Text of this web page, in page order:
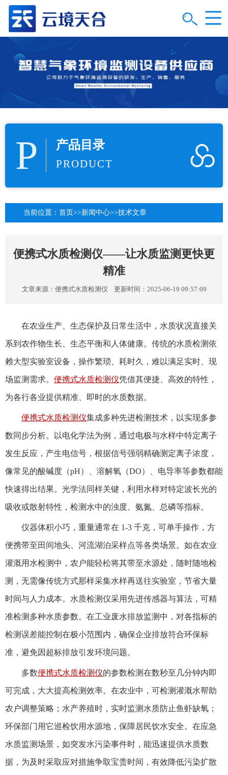
P 产品目录
PRODUCT
当前位置： 首页>>新闻中心>>技术文章
便携式水质检测仪​——让水质监测更快更
精准
文章来源： 便携式水质检测仪 更新时间：2025-06-19 09:57:09
在农业生产、生态保护及日常生活中，水质状况直接关
系到农作物生长、生态平衡和人体健康。传统的水质检测依
赖大型实验室设备，操作繁琐、耗时久，难以满足实时、现
场监测需求。 便携式水质检测仪凭借其便捷、高效的特性，
为各行各业提供精准、即时的水质数据。
便携式水质检测仪集成多种先进检测技术，以实现多参
数同步分析。以电化学法为例，通过电极与水样中特定离子
发生反应，产生电信号，根据信号强弱精确测定离子浓度，
像常见的酸碱度（pH）、溶解氧（DO）、电导率等参数都能
快速得出结果。光学法同样关键，利用水样对特定波长光的
吸收或散射特性，检测水中的浊度、氨氮、总磷等指标。
仪器体积小巧，重量通常在 1-3 千克，可单手操作，方
便携带至田间地头、河流湖泊采样点等各类场景。如在农业
灌溉用水检测中，农户能轻松将其带至水源处，随时随地检
测，无需像传统方式那样采集水样再送往实验室，节省大量
时间与人力成本。水质检测仪采用先进传感器与算法，可精
准检测多种水质参数。在工业废水排放监测中，对各指标的
检测误差能控制在极小范围内，确保企业排放符合环保标
准，避免因超标排放引发环境问题。
多数便携式水质检测仪的参数检测在数秒至几分钟内即
可完成，大大提高检测效率。 在农业中，可检测灌溉水帮助
农户调整策略；水产养殖时，实时监测水质防止鱼虾缺氧；
环保部门用它巡检饮用水源地，保障居民饮水安全。 在应急
水质监测场景，如突发水污染事件时，能迅速提供水质数
据，为及时采取应对措施争取宝贵时间，有效降低污染扩散